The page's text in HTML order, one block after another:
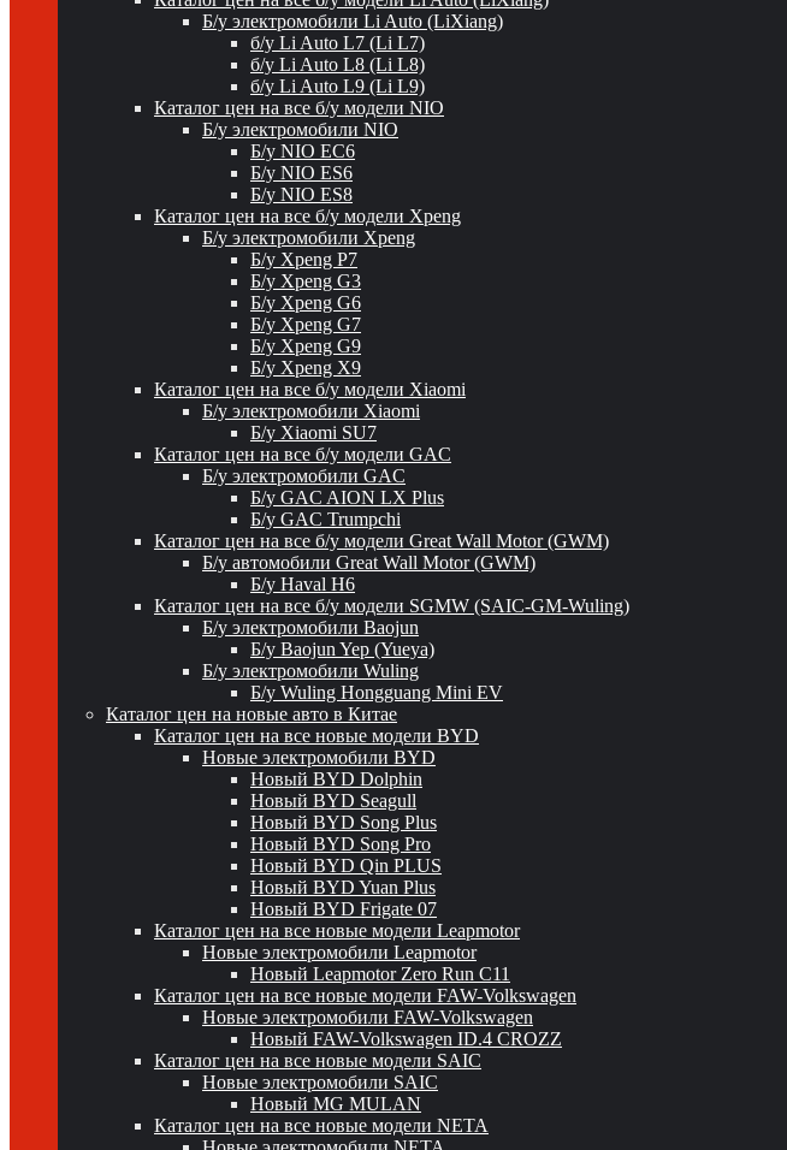
Б/у электромобили Li Auto (LiXiang)
б/у Li Auto L7 (Li L7)
б/у Li Auto L8 (Li L8)
б/у Li Auto L9 (Li L9)
Каталог цен на все б/у модели NIO
Б/у электромобили NIO
Б/у NIO EC6
Б/у NIO ES6
Б/у NIO ES8
Каталог цен на все б/у модели Xpeng
Б/у электромобили Xpeng
Б/у Xpeng P7
Б/у Xpeng G3
Б/у Xpeng G6
Б/у Xpeng G7
Б/у Xpeng G9
Б/у Xpeng X9
Каталог цен на все б/у модели Xiaomi
Б/у электромобили Xiaomi
Б/у Xiaomi SU7
Каталог цен на все б/у модели GAC
Б/у электромобили GAC
Б/у GAC AION LX Plus
Б/у GAC Trumpchi
Каталог цен на все б/у модели Great Wall Motor (GWM)
Б/у автомобили Great Wall Motor (GWM)
Б/у Haval H6
Каталог цен на все б/у модели SGMW (SAIC-GM-Wuling)
Б/у электромобили Baojun
Б/у Baojun Yep (Yueya)
Б/у электромобили Wuling
Б/у Wuling Hongguang Mini EV
Каталог цен на новые авто в Китае
Каталог цен на все новые модели BYD
Новые электромобили BYD
Новый BYD Dolphin
Новый BYD Seagull
Новый BYD Song Plus
Новый BYD Song Pro
Новый BYD Qin PLUS
Новый BYD Yuan Plus
Новый BYD Frigate 07
Каталог цен на все новые модели Leapmotor
Новые электромобили Leapmotor
Новый Leapmotor Zero Run C11
Каталог цен на все новые модели FAW-Volkswagen
Новые электромобили FAW-Volkswagen
Новый FAW-Volkswagen ID.4 CROZZ
Каталог цен на все новые модели SAIC
Новые электромобили SAIC
Новый MG MULAN
Каталог цен на все новые модели NETA